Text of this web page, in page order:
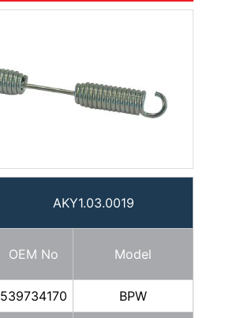
AKY1.03.0019
OEM No Model
539734170 BPW